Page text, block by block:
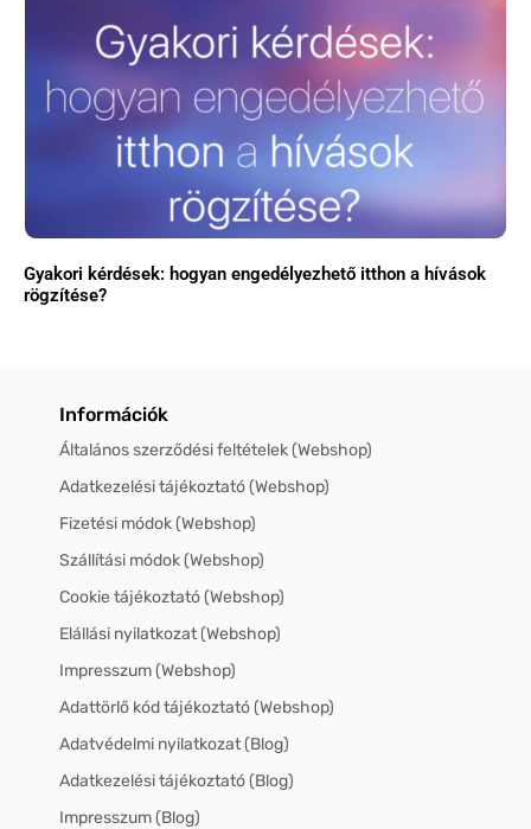
Gyakori kérdések: hogyan engedélyezhető itthon a hívások
rögzítése?
Információk
Általános szerződési feltételek (Webshop)
Adatkezelési tájékoztató (Webshop)
Fizetési módok (Webshop)
Szállítási módok (Webshop)
Cookie tájékoztató (Webshop)
Elállási nyilatkozat (Webshop)
Impresszum (Webshop)
Adattörlő kód tájékoztató (Webshop)
Adatvédelmi nyilatkozat (Blog)
Adatkezelési tájékoztató (Blog)
Impresszum (Blog)